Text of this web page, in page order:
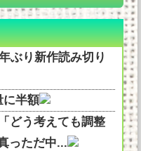
ぶり新作読み切り
に半額
どう考えても調整
っただ中...